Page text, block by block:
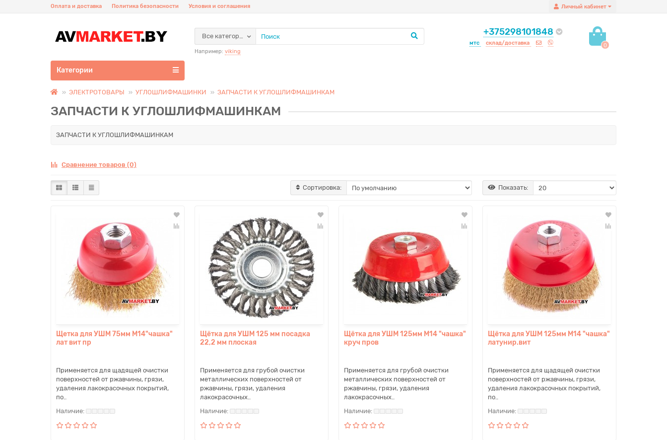
Личный кабинет
Оплата и доставка Политика безопасности Условия и соглашения
+375298101848
мтс склад/доставка 0
Все категории
Например: viking
Категории
ЭЛЕКТРОТОВАРЫ УГЛОШЛИФМАШИНКИ ЗАПЧАСТИ К УГЛОШЛИФМАШИНКАМ
ЗАПЧАСТИ К УГЛОШЛИФМАШИНКАМ
ЗАПЧАСТИ К УГЛОШЛИФМАШИНКАМ
Сравнение товаров (0)
Сортировка: Показать:
Щетка для УШМ 75мм М14"чашка"
лат вит пр
Применяется для щадящей очистки
поверхностей от ржавчины, грязи,
удаления лакокрасочных покрытий,
по..
Щётка для УШМ 125 мм посадка
22,2 мм плоская
Применяется для грубой очистки
металлических поверхностей от
ржавчины, грязи, удаления
лакокрасочных..
Щётка для УШМ 125мм М14 "чашка"
круч пров
Применяется для грубой очистки
металлических поверхностей от
ржавчины, грязи, удаления
лакокрасочных..
Щётка для УШМ 125мм М14 "чашка"
латунир.вит
Применяется для щадящей очистки
поверхностей от ржавчины, грязи,
удаления лакокрасочных покрытий,
по..